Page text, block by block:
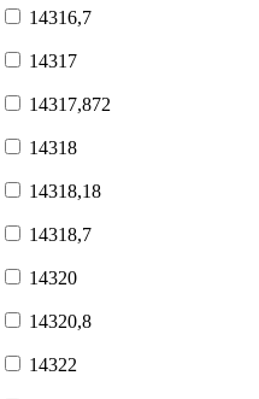
14316,7
14317
14317,872
14318
14318,18
14318,7
14320
14320,8
14322